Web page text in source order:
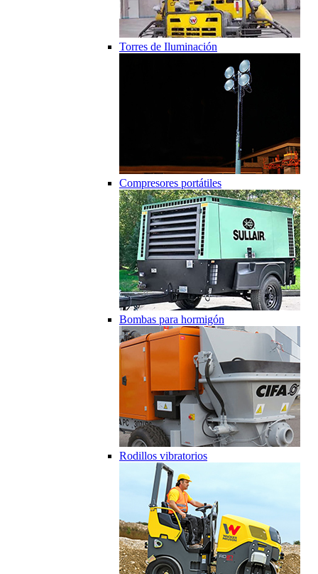
Torres de Iluminación
Compresores portátiles
Bombas para hormigón
Rodillos vibratorios